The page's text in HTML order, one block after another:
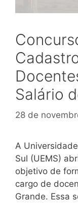
Salário
28 de
A
Sul (UEMS)
objetivo de
cargo de
Grande. Essa